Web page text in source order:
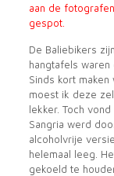
aan de
gespot.
De Baliebikers
hangtafels
Sinds kort
moest ik deze
lekker. Toch
Sangria werd
alcoholvrije
helemaal leeg.
gekoeld te